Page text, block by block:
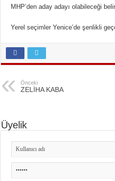
MHP’den aday adayı olabileceği
Yerel seçimler Yenice’de şenlikli
Önceki
ZELİHA KABA
Üyelik